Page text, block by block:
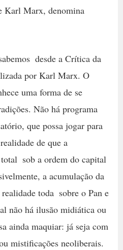
Karl Marx, denomina
 desde a Crítica da
por Karl Marx. O
uma forma de se
Não há programa
que possa jogar para
de que a
 sob a ordem do capital 
a acumulação da
toda  sobre o Pan e
não há ilusão midiática ou
ainda maquiar: já seja com
mistificações neoliberais.